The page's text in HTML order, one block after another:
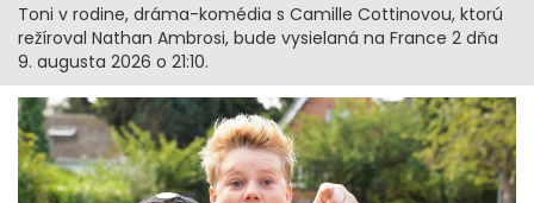
Toni v rodine, dráma-komédia s Camille Cottinovou, ktorú
režíroval Nathan Ambrosi, bude vysielaná na France 2 dňa
9. augusta 2026 o 21:10.